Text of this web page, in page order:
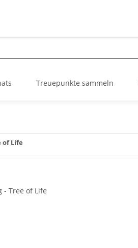
Treuepunkte sammeln
of Life